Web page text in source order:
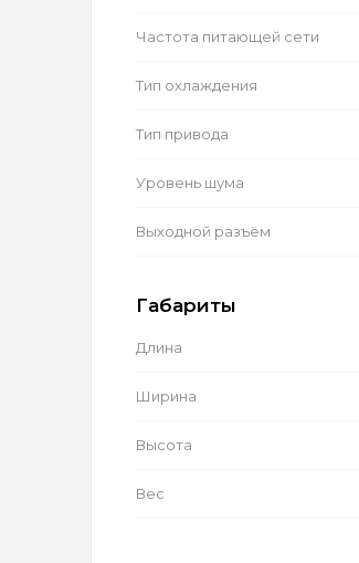
Частота питающей сети
Тип охлаждения
Тип привода
Уровень шума
Выходной разъём
Габариты
Длина
Ширина
Высота
Вес